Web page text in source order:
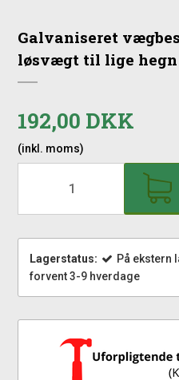
Galvaniseret
løsvægt til lige hegn
192,00 DKK
(inkl. moms)
Lagerstatus:
På ekstern
forvent 3-9 hverdage